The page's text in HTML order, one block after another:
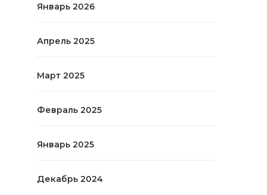
Январь 2026
Апрель 2025
Март 2025
Февраль 2025
Январь 2025
Декабрь 2024